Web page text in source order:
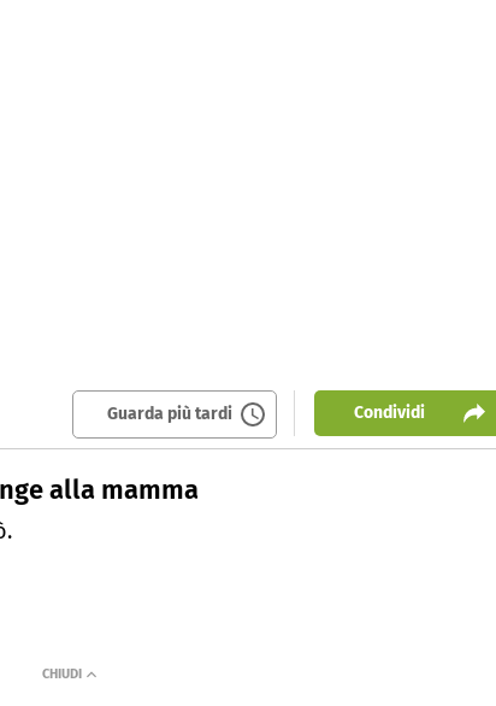
Guarda più tardi Condividi
alla mamma